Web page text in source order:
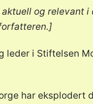
og relevant
leder i Stiftelsen
har eksplodert